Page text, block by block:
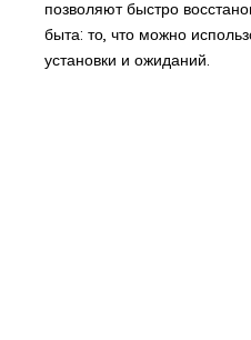
позволяют быстро
быта: то, что можно
установки и ожиданий.